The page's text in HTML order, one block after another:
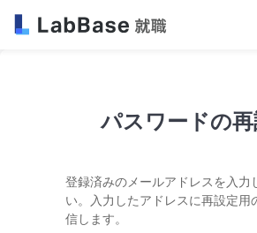
パスワードの再
登録済みのメールアドレスを入力
い。入力したアドレスに再設定用
信します。